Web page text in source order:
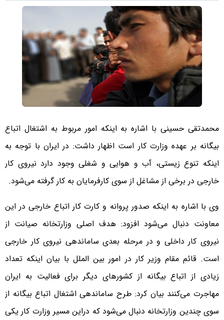
محمدتقی حسینی با اشاره به اینکه امور مربوط به اشتغال اتباع
بیگانه بر عهده وزارت کار است اظهار داشت: در ایران با توجه به
اینکه تنوع زیستی، آب و هوایی و شغلی وجود دارد نیروی کار
خارجی در برخی از مشاغل از سوی کارفرمایان به کار گرفته می‌شود.
وی با اشاره به اینکه صدور پروانه و کارت کار اتباع خارجی در این
معاونت دنبال می‌شود افزود: هدف اصلی وزارتخانه صیانت از
نیروی کار داخلی و در مرحله بعدی ساماندهی نیروی کار خارجی
است. قائم مقام وزیر کار در امور بین الملل با بیان اینکه تعداد
زیادی از اتباع بیگانه از کشورهای دیگر برای فعالیت به ایران
مهاجرت می‌کنند بیان کرد: طرح ساماندهی اشتغال اتباع بیگانه از
سوی چندین وزارتخانه دنبال می‌شود که دراین مسیر وزارت کار یکی